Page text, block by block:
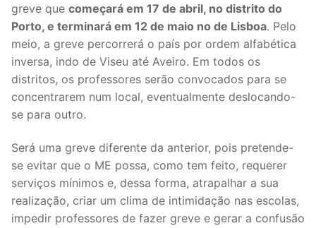
Legislação
Sectores
PRÉ-ESCOLAR
1º CICLO
2º/3º CEB / SECUNDÁRIO
ENSINO ARTÍSTICO
EDUCAÇÃO ESPECIAL
greve que começará em 17 de abril, no distrito do
Porto, e terminará em 12 de maio no de Lisboa. Pelo
meio, a greve percorrerá o país por ordem alfabética
inversa, indo de Viseu até Aveiro. Em todos os
distritos, os professores serão convocados para se
concentrarem num local, eventualmente deslocando-
se para outro.
Será uma greve diferente da anterior, pois pretende-
se evitar que o ME possa, como tem feito, requerer
serviços mínimos e, dessa forma, atrapalhar a sua
realização, criar um clima de intimidação nas escolas,
impedir professores de fazer greve e gerar a confusão